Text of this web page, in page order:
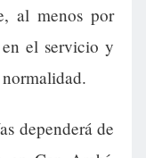
al menos por
el servicio y
dependerá de